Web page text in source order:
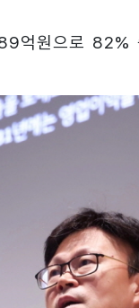
억원으로 82%